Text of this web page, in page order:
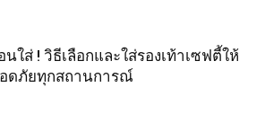
นใส่ ! วิธีเลือกและใส่รองเท้าเซฟตี้ให้
ดภัยทุกสถานการณ์